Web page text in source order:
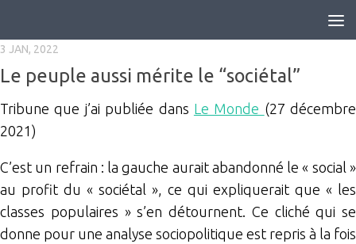
3 JAN, 2022
Le peuple aussi mérite le “sociétal”
Tribune que j’ai publiée dans Le Monde (27 décembre
2021)
C’est un refrain : la gauche aurait abandonné le « social »
au profit du « sociétal », ce qui expliquerait que « les
classes populaires » s’en détournent. Ce cliché qui se
donne pour une analyse sociopolitique est repris à la fois